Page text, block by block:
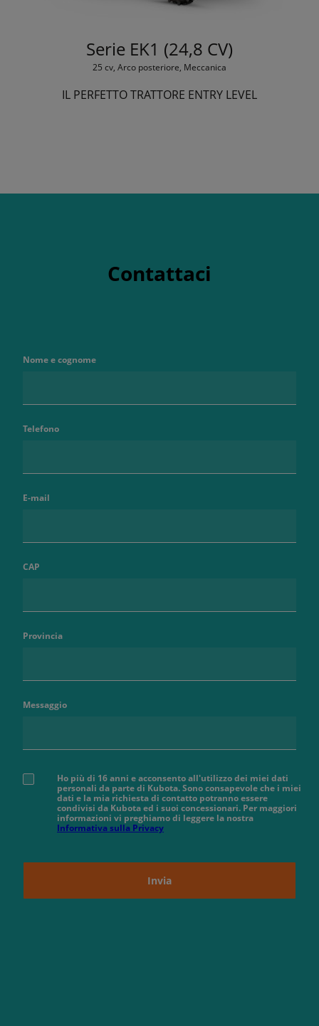
Serie EK1 (24,8 CV)
25 cv, Arco posteriore, Meccanica
IL PERFETTO TRATTORE ENTRY LEVEL
Contattaci
Nome e cognome
Telefono
E-mail
CAP
Provincia
Messaggio
Ho più di 16 anni e acconsento all'utilizzo dei miei dati
personali da parte di Kubota. Sono consapevole che i miei
dati e la mia richiesta di contatto potranno essere
condivisi da Kubota ed i suoi concessionari. Per maggiori
informazioni vi preghiamo di leggere la nostra
Informativa sulla Privacy
Invia